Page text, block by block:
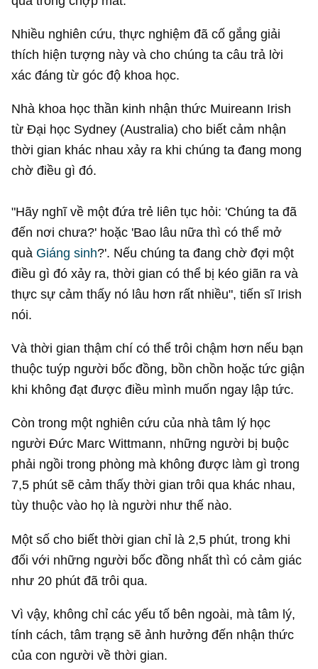
Nhiều nghiên cứu, thực nghiệm đã cố gắng giải
thích hiện tượng này và cho chúng ta câu trả lời
xác đáng từ góc độ khoa học.
Nhà khoa học thần kinh nhận thức Muireann Irish
từ Đại học Sydney (Australia) cho biết cảm nhận
thời gian khác nhau xảy ra khi chúng ta đang mong
chờ điều gì đó.
"Hãy nghĩ về một đứa trẻ liên tục hỏi: 'Chúng ta đã
đến nơi chưa?' hoặc 'Bao lâu nữa thì có thể mở
quà Giáng sinh?'. Nếu chúng ta đang chờ đợi một
điều gì đó xảy ra, thời gian có thể bị kéo giãn ra và
thực sự cảm thấy nó lâu hơn rất nhiều", tiến sĩ Irish
nói.
Và thời gian thậm chí có thể trôi chậm hơn nếu bạn
thuộc tuýp người bốc đồng, bồn chồn hoặc tức giận
khi không đạt được điều mình muốn ngay lập tức.
Còn trong một nghiên cứu của nhà tâm lý học
người Đức Marc Wittmann, những người bị buộc
phải ngồi trong phòng mà không được làm gì trong
7,5 phút sẽ cảm thấy thời gian trôi qua khác nhau,
tùy thuộc vào họ là người như thế nào.
Một số cho biết thời gian chỉ là 2,5 phút, trong khi
đối với những người bốc đồng nhất thì có cảm giác
như 20 phút đã trôi qua.
Vì vậy, không chỉ các yếu tố bên ngoài, mà tâm lý,
tính cách, tâm trạng sẽ ảnh hưởng đến nhận thức
của con người về thời gian.